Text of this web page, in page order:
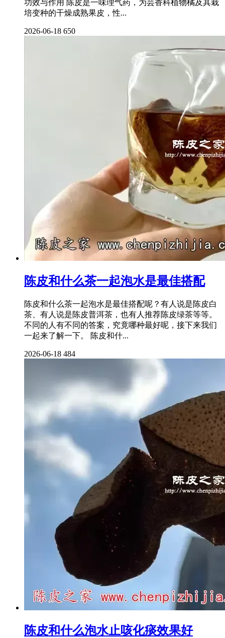
功效与作用 陈皮是一味理气药，为芸香科植物橘及其栽
培变种的干燥成熟果皮，性...
2026-06-18 650
陈皮和什么茶一起泡水是最佳搭配
陈皮和什么茶一起泡水是最佳搭配呢？有人说是陈皮白
茶、有人说是陈皮普洱茶，也有人推荐陈皮绿茶等等。
不同的人有不同的答案，究竟哪种最好呢，接下来我们
一起来了解一下。 陈皮和什...
2026-06-18 484
陈皮和什么泡水止咳化痰效果好